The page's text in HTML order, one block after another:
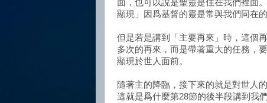
面，也可以說是聖靈是住在我們裡面
顯現」因爲基督的靈是常與我們同在的
但是若是講到「主要再來」時，這個
多次的再來，而是帶著重大的任務，
顯現於世人面前。
隨著主的降臨，接下來的就是對世人
這就是爲什麼第28節的後半段講到我